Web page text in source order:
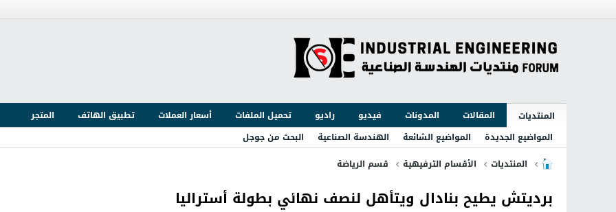
المنتديات المقالات المدونات فيديو راديو تحميل الملفات أسعار العملات تطبيق الهاتف
المتجر
المواضيع الجديدة
المواضيع الشائعة الهندسة الصناعية
البحث من جوجل
المنتديات
الأقسام الترفيهية قسم الرياضة
برديتش يطيح بنادال ويتأهل لنصف نهائي بطولة أستراليا